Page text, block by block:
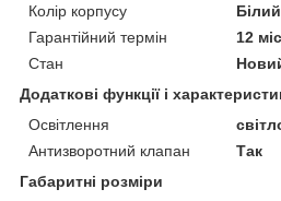
Колір корпусу
Білий
Гарантійний термін
12 міс
Стан
Додаткові функції і
Освітлення
Антизворотний клапан
Так
Габаритні розміри